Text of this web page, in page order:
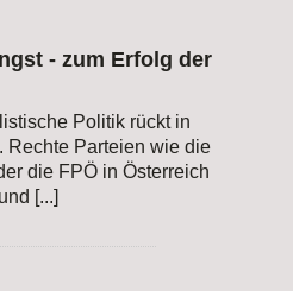
- zum Erfolg der
Politik rückt in
Rechte Parteien wie die
die FPÖ in Österreich
[...]